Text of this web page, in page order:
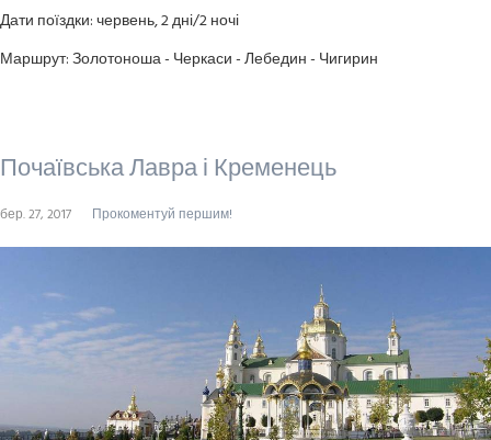
Дати поїздки: червень, 2 дні/2 ночі
Маршрут:Золотоноша - Черкаси - Лебедин - Чигирин
Почаївська Лавра і Кременець
бер. 27, 2017 Прокоментуй першим!